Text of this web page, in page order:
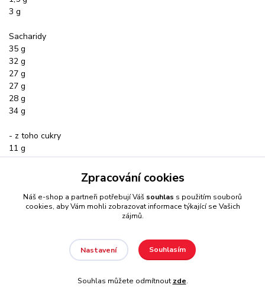
3 g
Sacharidy
35 g
32 g
27 g
27 g
28 g
34 g
- z toho cukry
11 g
11 g
Zpracování cookies
Náš e-shop a partneři potřebují Váš souhlas s použitím souborů
cookies, aby Vám mohli zobrazovat informace týkající se Vašich
zájmů.
Nastavení Souhlasím
Souhlas můžete odmítnout zde.